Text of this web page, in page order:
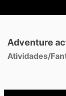
Adventure
Atividades/